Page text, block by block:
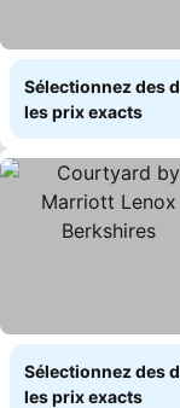
Sélectionnez des
les prix exacts
Sélectionnez des
les prix exacts